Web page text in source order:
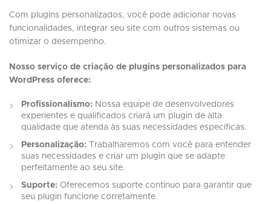
Com plugins personalizados, você pode adicionar novas
funcionalidades, integrar seu site com outros sistemas ou
otimizar o desempenho.
Nosso serviço de criação de plugins personalizados para
WordPress oferece:
Profissionalismo: Nossa equipe de desenvolvedores
experientes e qualificados criará um plugin de alta
qualidade que atenda às suas necessidades específicas.
Personalização: Trabalharemos com você para entender
suas necessidades e criar um plugin que se adapte
perfeitamente ao seu site.
Suporte: Oferecemos suporte contínuo para garantir que
seu plugin funcione corretamente.